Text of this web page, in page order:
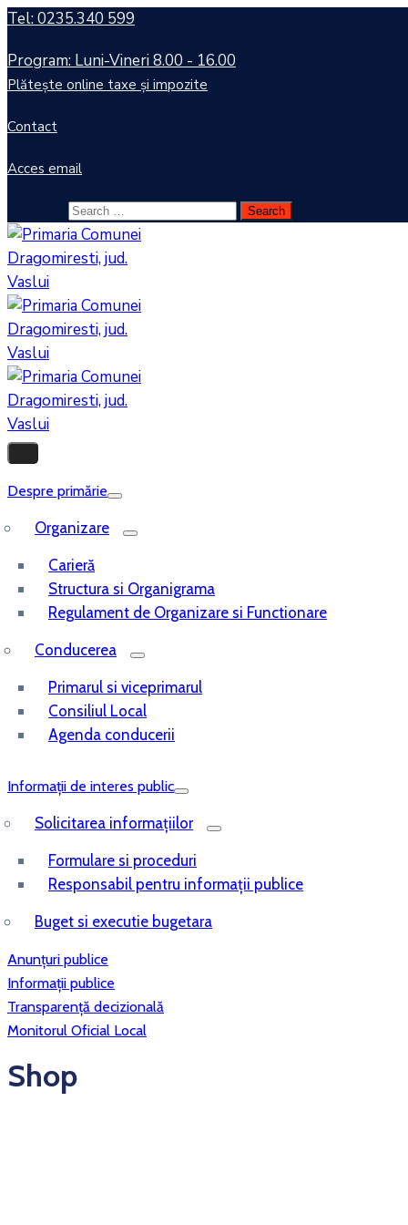
Tel: 0235.340 599
Program: Luni-Vineri 8.00 - 16.00
Plătește online taxe și impozite
Contact
Acces email
Despre primărie
Organizare
Carieră
Structura si Organigrama
Regulament de Organizare si Functionare
Conducerea
Primarul si viceprimarul
Consiliul Local
Agenda conducerii
Informații de interes public
Solicitarea informațiilor
Formulare si proceduri
Responsabil pentru informații publice
Buget si executie bugetara
Anunțuri publice
Informații publice
Transparență decizională
Monitorul Oficial Local
Shop